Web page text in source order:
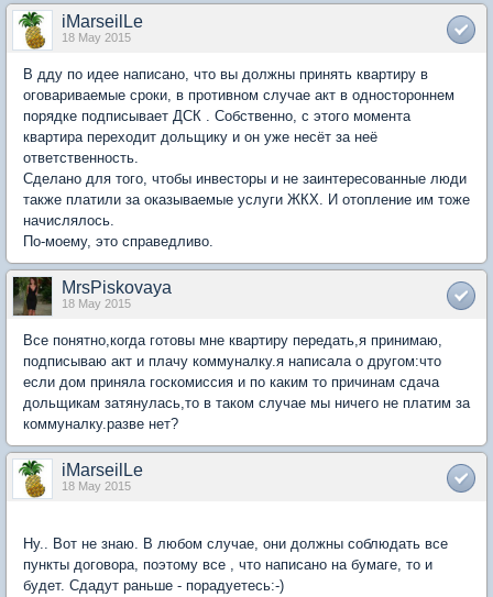
iMarseilLe
18 May 2015
В дду по идее написано, что вы должны принять квартиру в
оговариваемые сроки, в противном случае акт в одностороннем
порядке подписывает ДСК . Собственно, с этого момента
квартира переходит дольщику и он уже несёт за неё
ответственность.
Сделано для того, чтобы инвесторы и не заинтересованные люди
также платили за оказываемые услуги ЖКХ. И отопление им тоже
начислялось.
По-моему, это справедливо.
MrsPiskovaya
18 May 2015
Все понятно,когда готовы мне квартиру передать,я принимаю,
подписываю акт и плачу коммуналку.я написала о другом:что
если дом приняла госкомиссия и по каким то причинам сдача
дольщикам затянулась,то в таком случае мы ничего не платим за
коммуналку.разве нет?
iMarseilLe
18 May 2015
Ну.. Вот не знаю. В любом случае, они должны соблюдать все
пункты договора, поэтому все , что написано на бумаге, то и
будет. Сдадут раньше - порадуетесь:-)